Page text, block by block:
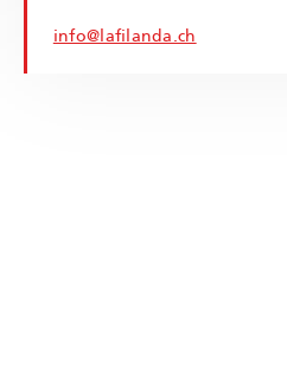
info@lafilanda.ch